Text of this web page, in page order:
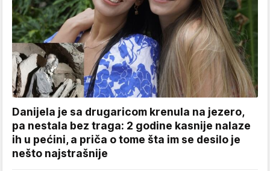
Danijela je sa drugaricom krenula na jezero,
pa nestala bez traga: 2 godine kasnije nalaze
ih u pećini, a priča o tome šta im se desilo je
nešto najstrašnije